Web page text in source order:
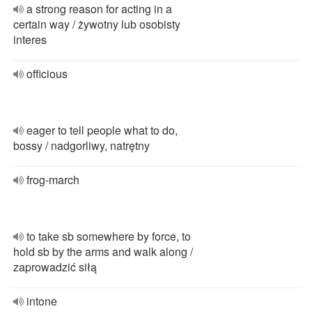
a strong reason for acting in a
certain way / żywotny lub osobisty
interes
officious
eager to tell people what to do,
bossy / nadgorliwy, natrętny
frog-march
to take sb somewhere by force, to
hold sb by the arms and walk along /
zaprowadzić siłą
intone